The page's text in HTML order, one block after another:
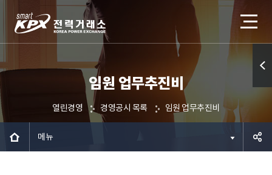
임원 업무추진비
열린경영 경영공시 목록 임원 업무추진비
메뉴